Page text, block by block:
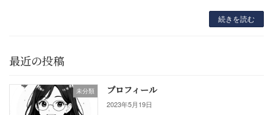
続きを読む
最近の投稿
未分類 プロフィール
2023年5月19日